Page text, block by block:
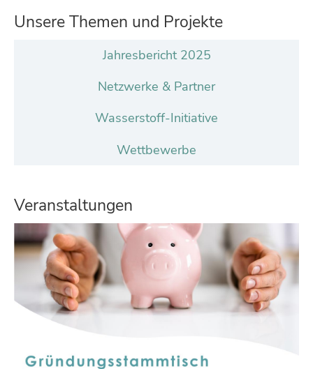
Unsere Themen und Projekte
Jahresbericht 2025
Netzwerke & Partner
Wasserstoff-Initiative
Wettbewerbe
Veranstaltungen